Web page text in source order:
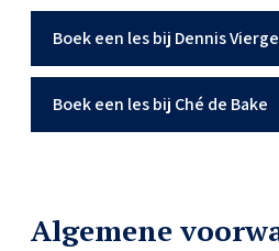
Boek een les bij Dennis
Boek een les bij Ché de Bake
Algemene